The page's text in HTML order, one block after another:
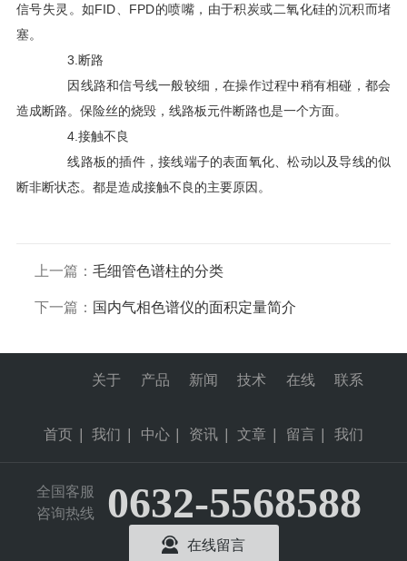
信号失灵。如FID、FPD的喷嘴，由于积炭或二氧化硅的沉积而堵
塞。
3.断路
因线路和信号线一般较细，在操作过程中稍有相碰，都会
造成断路。保险丝的烧毁，线路板元件断路也是一个方面。
4.接触不良
线路板的插件，接线端子的表面氧化、松动以及导线的似
断非断状态。都是造成接触不良的主要原因。
上一篇： 毛细管色谱柱的分类
下一篇： 国内气相色谱仪的面积定量简介
首页
关于
我们
产品
中心
新闻
资讯
技术
文章
在线
留言
联系
我们
全国客服
咨询热线
0632-5568588
在线留言